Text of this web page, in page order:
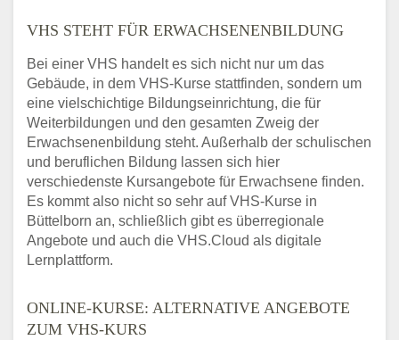
VHS STEHT FÜR ERWACHSENENBILDUNG
Bei einer VHS handelt es sich nicht nur um das
Gebäude, in dem VHS-Kurse stattfinden, sondern um
eine vielschichtige Bildungseinrichtung, die für
Weiterbildungen und den gesamten Zweig der
Erwachsenenbildung steht. Außerhalb der schulischen
und beruflichen Bildung lassen sich hier
verschiedenste Kursangebote für Erwachsene finden.
Es kommt also nicht so sehr auf VHS-Kurse in
Büttelborn an, schließlich gibt es überregionale
Angebote und auch die VHS.Cloud als digitale
Lernplattform.
ONLINE-KURSE: ALTERNATIVE ANGEBOTE
ZUM VHS-KURS